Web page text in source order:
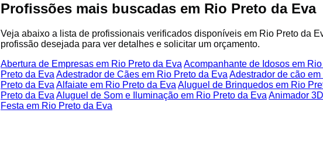
Profissões mais buscadas em Rio Preto da Eva
Veja abaixo a lista de profissionais verificados disponíveis em Rio Preto da
profissão desejada para ver detalhes e solicitar um orçamento.
Abertura de Empresas em Rio Preto da Eva Acompanhante de Idosos em
Preto da Eva Adestrador de Cães em Rio Preto da Eva Adestrador de cão
Preto da Eva Alfaiate em Rio Preto da Eva Aluguel de Brinquedos em Rio
Preto da Eva Aluguel de Som e Iluminação em Rio Preto da Eva Animador
Festa em Rio Preto da Eva